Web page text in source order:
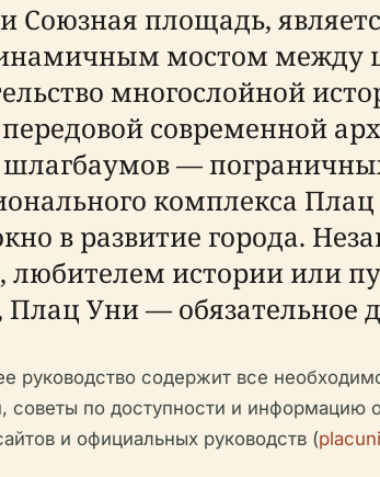
Союзная площадь,
мостом между
многослойной
современной
—
комплекса
в развитие города.
любителем истории или
Плац Уни — обязательное
руководство содержит все
советы по доступности и информацию
и официальных руководств (